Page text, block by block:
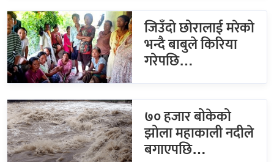
जिउँदो छोरालाई मरेको
भन्दै बाबुले किरिया
गरेपछि…
७० हजार बोकेको
झोला महाकाली नदीले
बगाएपछि…